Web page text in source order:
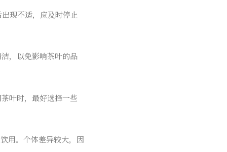
现不适，应及时停止
，以免影响茶叶的品
叶时，最好选择一些
用。个体差异较大，因